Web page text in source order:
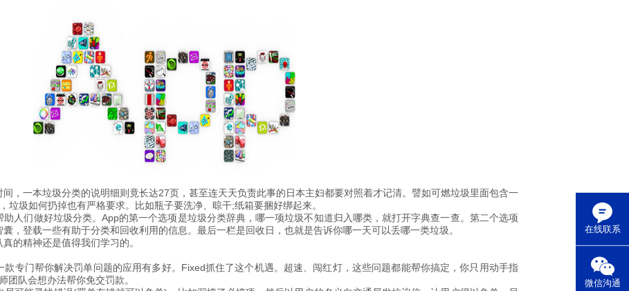
在线联系
微信沟通
，一本垃圾分类的说明细则竟长达27页，甚至连天天负责此事的日本主妇都要对照着才记清。譬如可燃垃圾里面包含一
垃圾如何扔掉也有严格要求。比如瓶子要洗净、晾干;纸箱要捆好绑起来。
人们做好垃圾分类。App的第一个选项是垃圾分类辞典，哪一项垃圾不知道归入哪类，就打开字典查一查。第二个选项
，登载一些有助于分类和回收利用的信息。最后一栏是回收日，也就是告诉你哪一天可以丢哪一类垃圾。
的精神还是值得我们学习的。
专门帮你解决罚单问题的应用有多好。Fixed抓住了这个机遇。超速、闯红灯，这些问题都能帮你搞定，你只用动手指
团队会想办法帮你免交罚款。